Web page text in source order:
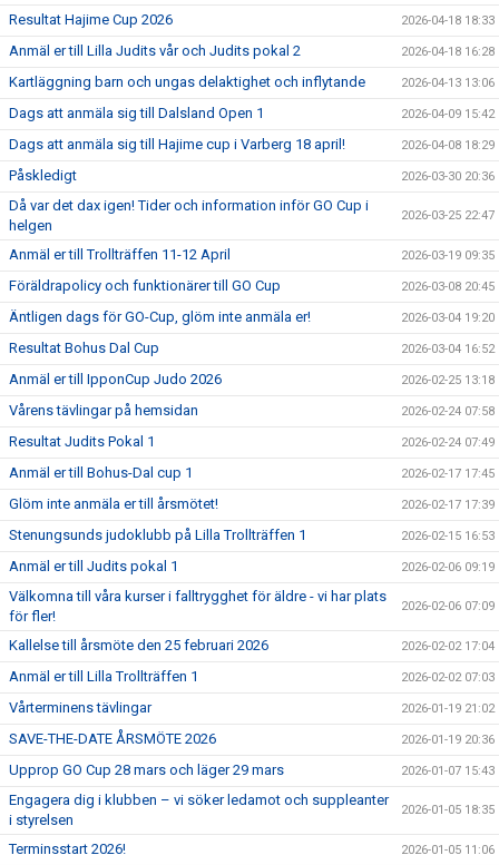
Resultat Hajime Cup 2026 2026-04-18 18:33
Anmäl er till Lilla Judits vår och Judits pokal 2 2026-04-18 16:28
Kartläggning barn och ungas delaktighet och inflytande 2026-04-13 13:06
Dags att anmäla sig till Dalsland Open 1 2026-04-09 15:42
Dags att anmäla sig till Hajime cup i Varberg 18 april! 2026-04-08 18:29
Påskledigt 2026-03-30 20:36
Då var det dax igen! Tider och information inför GO Cup i
helgen
2026-03-25 22:47
Anmäl er till Trollträffen 11-12 April 2026-03-19 09:35
Föräldrapolicy och funktionärer till GO Cup 2026-03-08 20:45
Äntligen dags för GO-Cup, glöm inte anmäla er! 2026-03-04 19:20
Resultat Bohus Dal Cup 2026-03-04 16:52
Anmäl er till IpponCup Judo 2026 2026-02-25 13:18
Vårens tävlingar på hemsidan 2026-02-24 07:58
Resultat Judits Pokal 1 2026-02-24 07:49
Anmäl er till Bohus-Dal cup 1 2026-02-17 17:45
Glöm inte anmäla er till årsmötet! 2026-02-17 17:39
Stenungsunds judoklubb på Lilla Trollträffen 1 2026-02-15 16:53
Anmäl er till Judits pokal 1 2026-02-06 09:19
Välkomna till våra kurser i falltrygghet för äldre - vi har plats
för fler!
2026-02-06 07:09
Kallelse till årsmöte den 25 februari 2026 2026-02-02 17:04
Anmäl er till Lilla Trollträffen 1 2026-02-02 07:03
Vårterminens tävlingar 2026-01-19 21:02
SAVE-THE-DATE ÅRSMÖTE 2026 2026-01-19 20:36
Upprop GO Cup 28 mars och läger 29 mars 2026-01-07 15:43
Engagera dig i klubben – vi söker ledamot och suppleanter
i styrelsen
2026-01-05 18:35
Terminsstart 2026! 2026-01-05 11:06